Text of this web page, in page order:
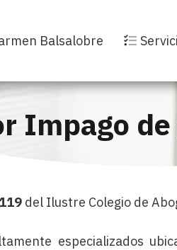
Balsalobre
Impago
del Ilustre Colegio de
especializados